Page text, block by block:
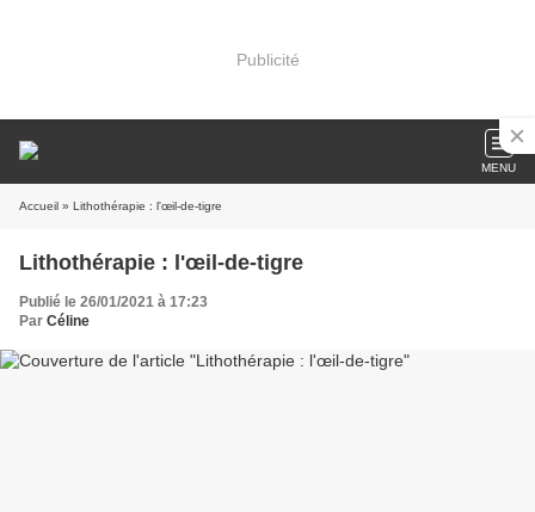
Publicité
MENU
Accueil » Lithothérapie : l'œil-de-tigre
Lithothérapie : l'œil-de-tigre
Publié le 26/01/2021 à 17:23
Par Céline